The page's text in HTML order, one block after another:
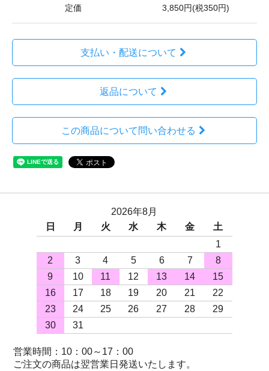
定価 3,850円(税350円)
支払い・配送について
返品について
この商品について問い合わせる
2026年8月
日
月 火 水 木 金
土
1
2
3 4 5 6 7
8
9
10 11 12 13 14
15
16
17 18 19 20 21
22
23
24 25 26 27 28
29
30
31
営業時間：10：00～17：00
ご注文の商品は翌営業日発送いたします。